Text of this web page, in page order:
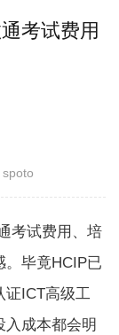
考试费用
spoto
考试费用、培
。毕竟HCIP已
证ICT高级工
入成本都会明